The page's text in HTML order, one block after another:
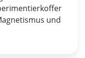
und